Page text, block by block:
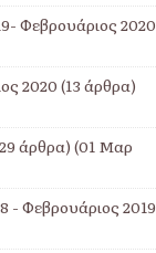
Φεβρουάριος 2020
2020 (13 άρθρα)
άρθρα) (01 Μαρ
- Φεβρουάριος 2019